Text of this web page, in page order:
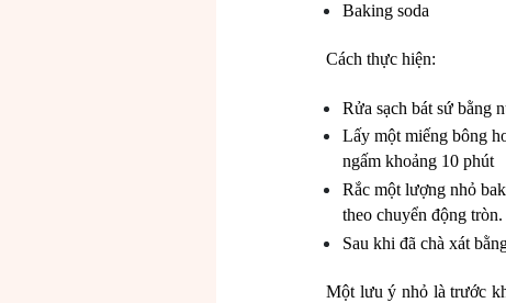
Baking soda
Cách thực hiện:
Rửa sạch bát sứ bằng
Lấy một miếng bông
ngấm khoảng 10 phút
Rắc một lượng nhỏ
theo chuyển động tròn.
Sau khi đã chà xát
Một lưu ý nhỏ là trước